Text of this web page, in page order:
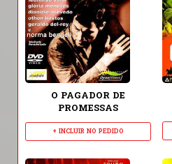
O PAGADOR DE
PROMESSAS
+ INCLUIR NO PEDIDO